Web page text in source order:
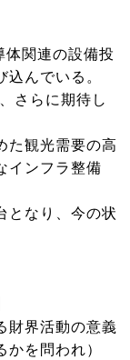
関連の設備投
んでいる。
さらに期待し
た観光需要の高
インフラ整備
となり、今の状
財界活動の意義
を問われ）